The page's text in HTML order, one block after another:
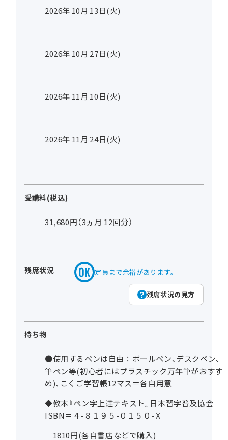
2026年 10月 13日(火)
2026年 10月 27日(火)
2026年 11月 10日(火)
2026年 11月 24日(火)
受講料(税込)
31,680円（3ヵ月 12回分）
残席状況 定員まで余裕があります。
残席状況の見方
持ち物
●使用するペンは自由：ボールペン、デスクペン、
筆ペン等(初心者にはプラスチック万年筆がおすす
め)、こくご学習帳12マス＝各自用意
◆教本『ペン字上達テキスト』日本習字普及協会
ISBN＝４-８１９５-０１５０-Ｘ
1810円(各自書店などで購入)